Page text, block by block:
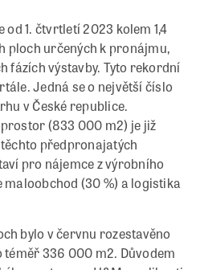
1. čtvrtletí 2023 kolem 1,4
ploch určených k pronájmu,
fázích výstavby. Tyto rekordní
Jedná se o největší číslo
v České republice.
(833 000 m2) je již
předpronajatých
pro nájemce z výrobního
(30 %) a logistika
bylo v červnu rozestavěno
téměř 336 000 m2. Důvodem